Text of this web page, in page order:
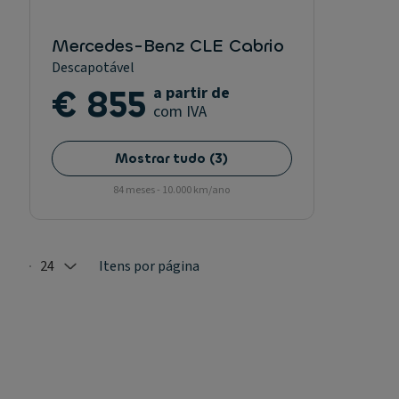
Mercedes-Benz CLE Cabrio
Descapotável
€ 855 a partir de
com IVA
Mostrar tudo (3)
84 meses - 10.000 km/ano
Selected: 24
24 Itens por página